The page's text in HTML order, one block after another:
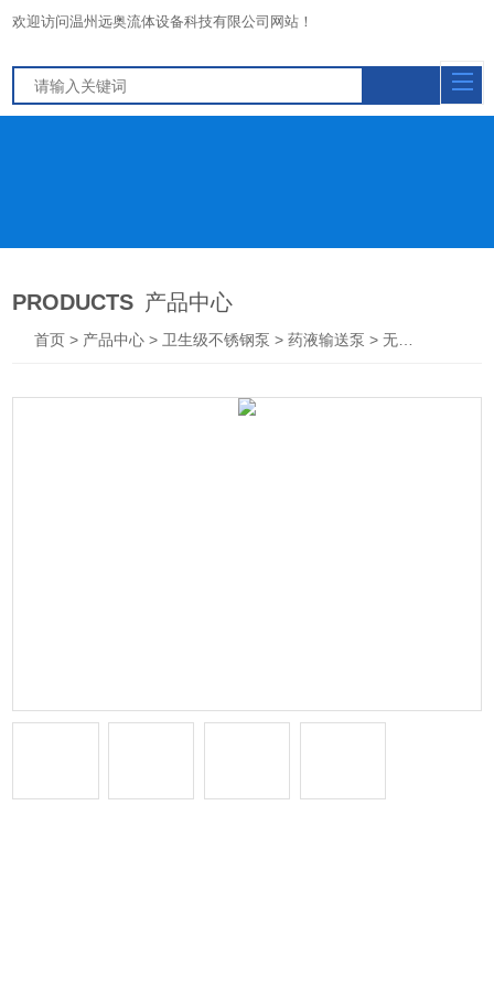
欢迎访问温州远奥流体设备科技有限公司网站！
PRODUCTS 产品中心
首页> 产品中心 > 卫生级不锈钢泵 >药液输送泵 > 无菌输送泵